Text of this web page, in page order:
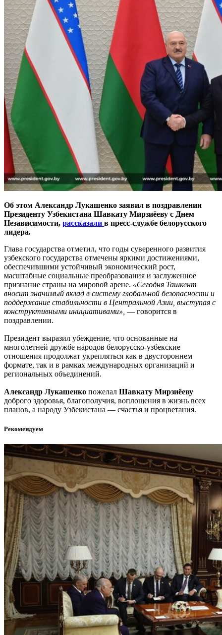
Об этом Александр Лукашенко заявил в поздравлении
Президенту Узбекистана Шавкату Мирзиёеву с Днем
Независимости, рассказали в пресс-службе белорусского
лидера.
Глава государства отметил, что годы суверенного развития
узбекского государства отмечены яркими достижениями,
обеспечившими устойчивый экономический рост,
масштабные социальные преобразования и заслуженное
признание страны на мировой арене. «Сегодня Ташкент
вносит значимый вклад в систему глобальной безопасности и
поддержание стабильности в Центральной Азии, выступая с
конструктивными инициативами», — говорится в
поздравлении.
Президент выразил убеждение, что основанные на
многолетней дружбе народов белорусско-узбекские
отношения продолжат укрепляться как в двустороннем
формате, так и в рамках международных организаций и
региональных объединений.
Александр Лукашенко пожелал Шавкату Мирзиёеву
доброго здоровья, благополучия, воплощения в жизнь всех
планов, а народу Узбекистана — счастья и процветания.
Рекомендуем